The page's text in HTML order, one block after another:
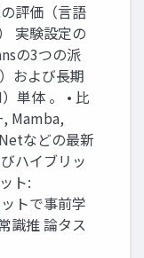
評価（言語
実験設定の
の3つの派
および長期
単体 。 • 比
Mamba,
などの最新
ハイブリッ
ト:
トで事前学
識推 論タス